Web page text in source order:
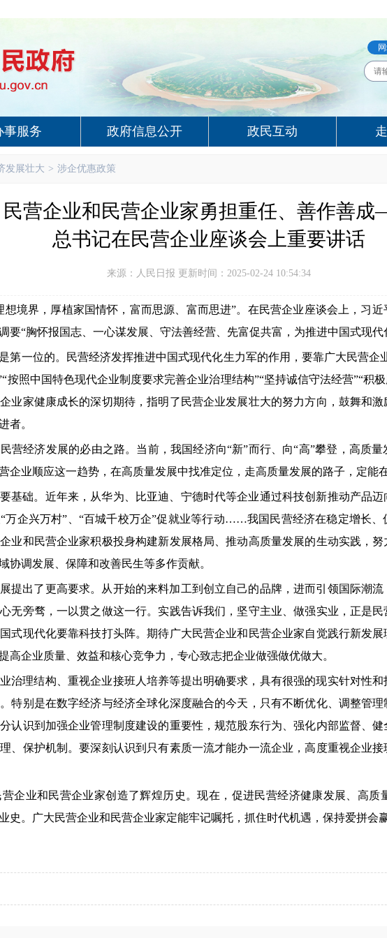
事服务 政府信息公开 政民互动
发展壮大 > 涉企优惠政策
民营企业和民营企业家勇担重任、善作善
总书记在民营企业座谈会上重要讲话
来源：人民日报 更新时间：2025-02-24 10:54:34
境界，厚植家国情怀，富而思源、富而思进”。在民营企业座谈会上，习
要“胸怀报国志、一心谋发展、守法善经营、先富促共富，为推进中国式现代
第一位的。民营经济发挥推进中国式现代化生力军的作用，要靠广大民营企
按照中国特色现代企业制度要求完善企业治理结构”“坚持诚信守法经营”“积
业家健康成长的深切期待，指明了民营企业发展壮大的努力方向，鼓舞和
者。
营经济发展的必由之路。当前，我国经济向“新”而行、向“高”攀登，高质
企业顺应这一趋势，在高质量发展中找准定位，走高质量发展的路子，定能
基础。近年来，从华为、比亚迪、宁德时代等企业通过科技创新推动产品
万企兴万村”、“百城千校万企”促就业等行动……我国民营经济在稳定增长
业和民营企业家积极投身构建新发展格局、推动高质量发展的生动实践，
调发展、保障和改善民生等多作贡献。
提出了更高要求。从开始的来料加工到创立自己的品牌，进而引领国际潮
无旁骛，一以贯之做这一行。实践告诉我们，坚守主业、做强实业，正是
式现代化要靠科技打头阵。期待广大民营企业和民营企业家自觉践行新发
高企业质量、效益和核心竞争力，专心致志把企业做强做优做大。
治理结构、重视企业接班人培养等提出明确要求，具有很强的现实针对性
特别是在数字经济与经济全球化深度融合的今天，只有不断优化、调整管
认识到加强企业管理制度建设的重要性，规范股东行为、强化内部监督、
、保护机制。要深刻认识到只有素质一流才能办一流企业，高度重视企业
企业和民营企业家创造了辉煌历史。现在，促进民营经济健康发展、高质
史。广大民营企业和民营企业家定能牢记嘱托，抓住时代机遇，保持爱拼会